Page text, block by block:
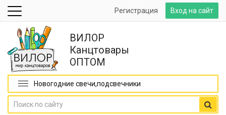
Вход на сайт
Регистрация
ВИЛОР
Канцтовары
ОПТОМ
Новогодние свечи,подсвечники